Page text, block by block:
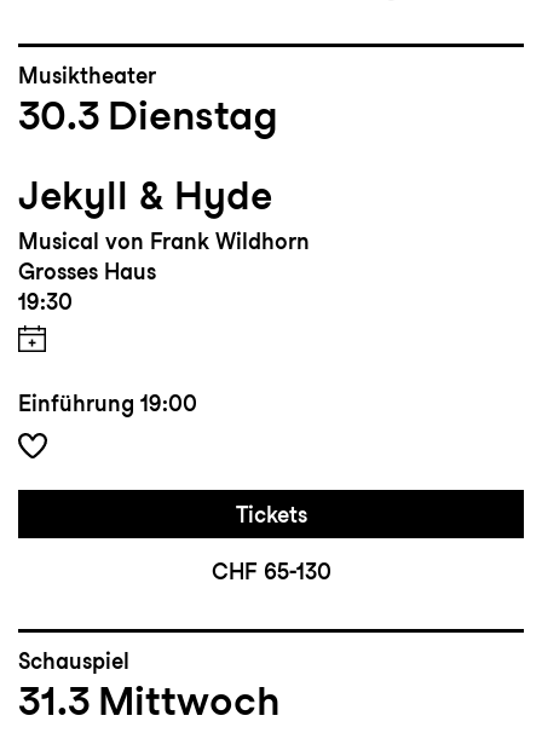
Musiktheater
30.3 Dienstag
Jekyll & Hyde
Musical von Frank Wildhorn
Grosses Haus
19:30
Einführung 19:00
Tickets
CHF 65-130
Schauspiel
31.3 Mittwoch